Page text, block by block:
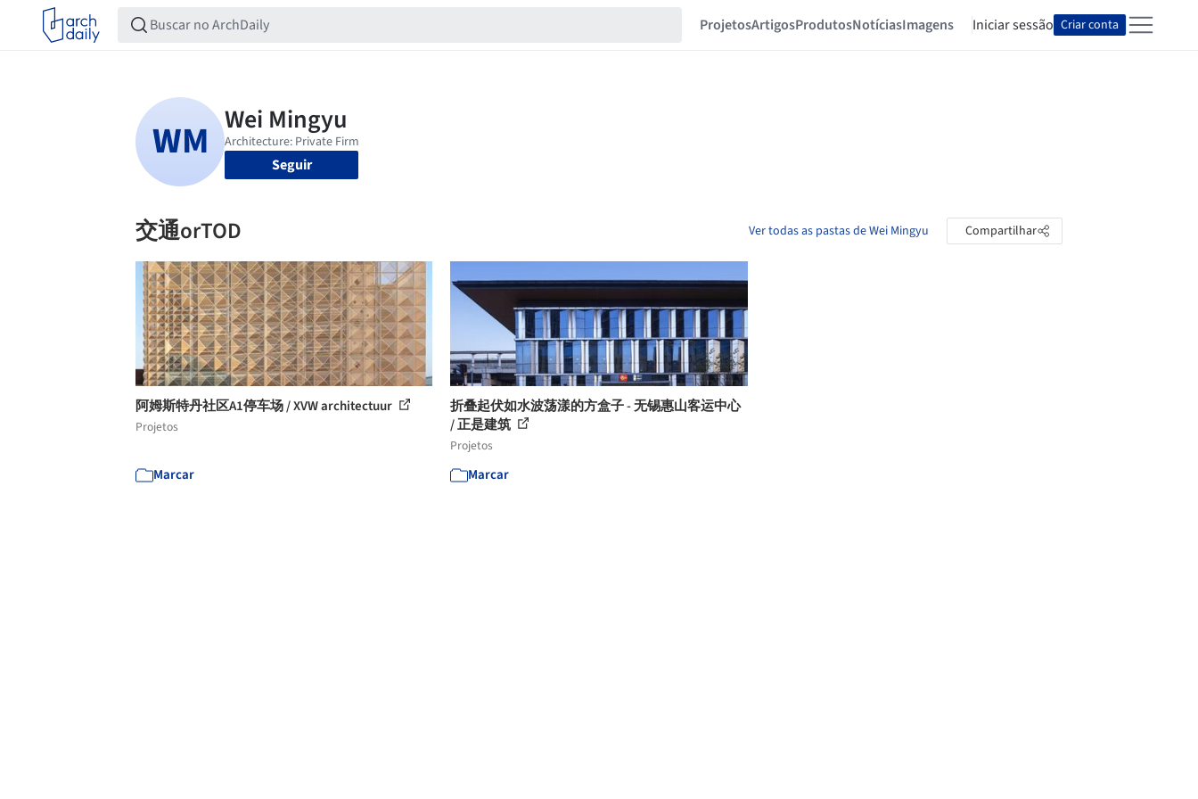
ProjetosArtigosProdutosNotíciasImagens Iniciar sessão Criar conta
Seguir
交通orTOD Ver todas as pastas de Wei Mingyu Compartilhar
阿姆斯特丹社区A1停车场 / XVW architectuur
Projetos
Marcar
折叠起伏如水波荡漾的方盒子 - 无锡惠山客运中心
/ 正是建筑
Projetos
Marcar